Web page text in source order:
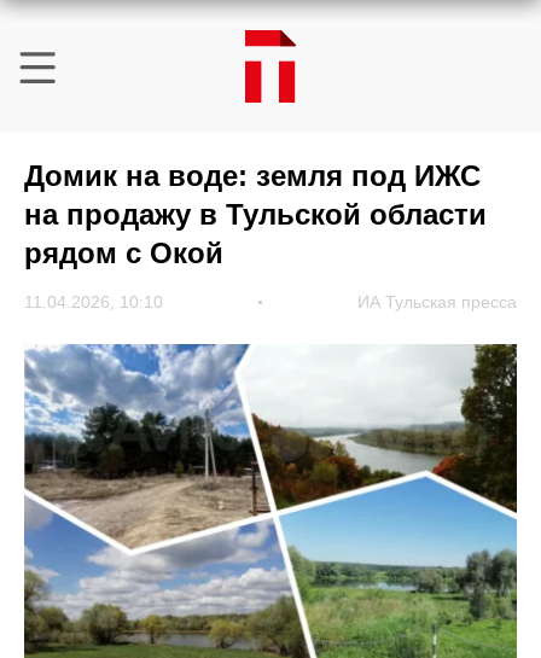
Домик на воде: земля под ИЖС
на продажу в Тульской области
рядом с Окой
11.04.2026, 10:10 ИА Тульская пресса